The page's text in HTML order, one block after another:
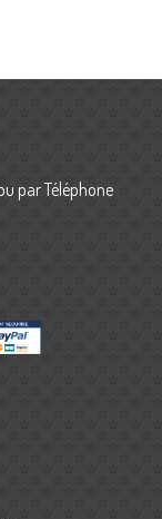
par Téléphone